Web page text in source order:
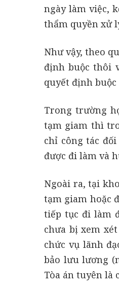
ngày làm việc,
thẩm quyền xử
Như vậy, theo
định buộc thôi
quyết định
Trong trường
tạm giam thì
chỉ công tác
được đi làm và
Ngoài ra, tại
tạm giam hoặc
tiếp tục đi làm
chưa bị xem
chức vụ lãnh
bảo lưu lương
Tòa án tuyên là